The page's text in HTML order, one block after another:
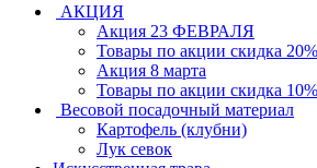
АКЦИЯ
Акция 23 ФЕВРАЛЯ
Товары по акции скидка 20%
Акция 8 марта
Товары по акции скидка 10%
Весовой посадочный материал
Картофель (клубни)
Лук севок